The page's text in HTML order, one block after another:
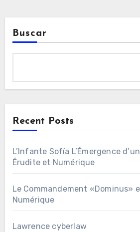
Buscar
Recent Posts
L’Infante Sofía L’Émergence
Érudite et Numérique
Le Commandement «Dominus»
Numérique
Lawrence cyberlaw